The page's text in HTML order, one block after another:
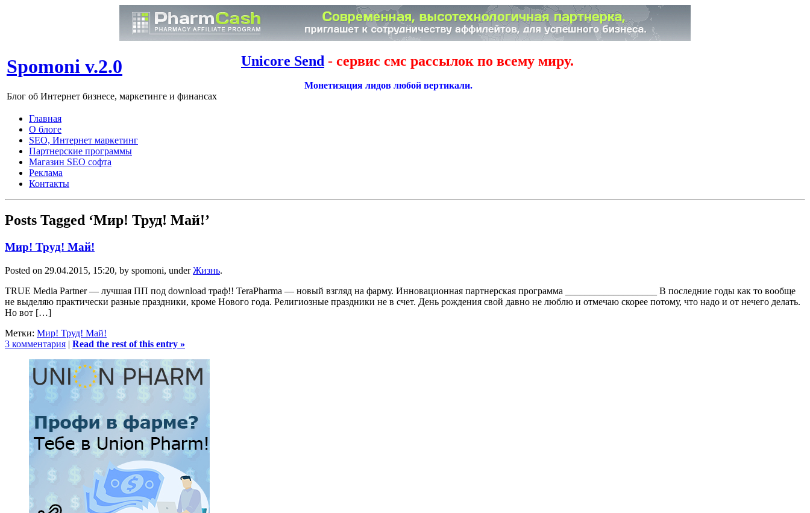
Spomoni v.2.0
Блог об Интернет бизнесе, маркетинге и финансах
Unicore Send - сервис смс рассылок по всему миру.
Монетизация лидов любой вертикали.
Главная
О блоге
SEO, Интернет маркетинг
Партнерские программы
Магазин SEO софта
Реклама
Контакты
Posts Tagged ‘Мир! Труд! Май!’
Мир! Труд! Май!
Posted on 29.04.2015, 15:20, by spomoni, underЖизнь.
TRUE Media Partner — лучшая ПП под download траф!! TeraPharma — новый взгляд на фарму. Инновационная партнерская программа ___________________ В последние годы как то вообще
не выделяю практически разные праздники, кроме Нового года. Религиозные праздники не в счет. День рождения свой давно не люблю и отмечаю скорее потому, что надо и от нечего делать.
Но вот […]
Метки: Мир! Труд! Май!
3 комментария | Read the rest of this entry »